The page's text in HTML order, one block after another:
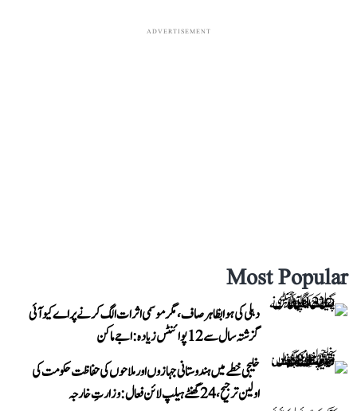
ADVERTISEMENT
Most Popular
دہلی کی ہوا بظاہر صاف، مگر موسمی اثرات الگ کرنے پر اے کیو آئی
گزشتہ سال سے 12 پوائنٹس زیادہ: اجے ماکن
خلیجی خطے میں ہندوستانی جہازوں اور ملاحوں کی حفاظت حکومت کی
اولین ترجیح، 24 گھنٹے ہیلپ لائن فعال: وزارتِ خارجہ